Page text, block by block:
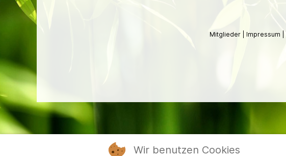
Mitglieder Impressum
Wir benutzen Cookies